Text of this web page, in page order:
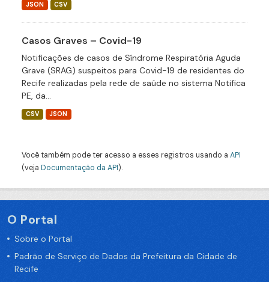
JSON CSV
Casos Graves – Covid-19
Notificações de casos de Síndrome Respiratória Aguda
Grave (SRAG) suspeitos para Covid-19 de residentes do
Recife realizadas pela rede de saúde no sistema Notifica
PE, da...
CSV JSON
Você também pode ter acesso a esses registros usando a API
(veja Documentação da API).
O Portal
Sobre o Portal
Padrão de Serviço de Dados da Prefeitura da Cidade de
Recife